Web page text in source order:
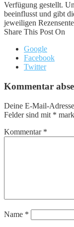
Verfügung gestellt.
beeinflusst und gibt
jeweiligen
Share This Post On
Google
Facebook
Twitter
Kommentar
Deine E-Mail-
Felder sind mit *
Kommentar *
Name *